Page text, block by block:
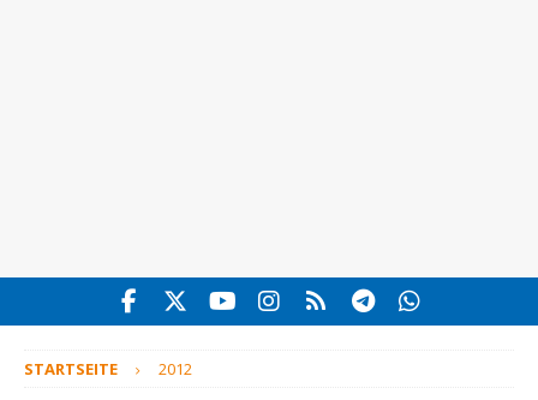
STARTSEITE 2012